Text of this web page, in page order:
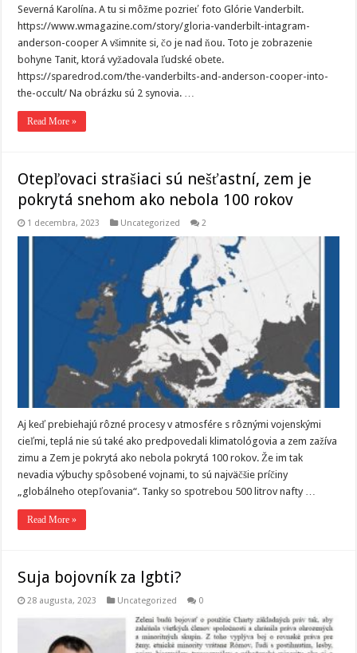
Severná Karolína. A tu si môžme pozrieť foto Glórie Vanderbilt.
https://www.wmagazine.com/story/gloria-vanderbilt-intagram-
anderson-cooper A všimnite si, čo je nad ňou. Toto je zobrazenie
bohyne Tanit, ktorá vyžadovala ľudské obete.
https://sparedrod.com/the-vanderbilts-and-anderson-cooper-into-
the-occult/ Na obrázku sú 2 synovia. …
Read More »
Otepľovaci strašiaci sú nešťastní, zem je
pokrytá snehom ako nebola 100 rokov
1 decembra, 2023 Uncategorized 2
Aj keď prebiehajú rôzné procesy v atmosfére s rôznými vojenskými
cieľmi, teplá nie sú také ako predpovedali klimatológovia a zem zažíva
zimu a Zem je pokrytá ako nebola pokrytá 100 rokov. Že im tak
nevadia výbuchy spôsobené vojnami, to sú najväčšie príčiny
„globálneho otepľovania“. Tanky so spotrebou 500 litrov nafty …
Read More »
Suja bojovník za lgbti?
28 augusta, 2023 Uncategorized 0